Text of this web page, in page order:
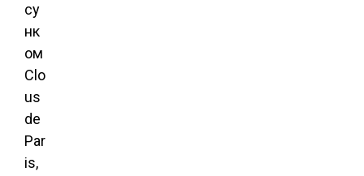
су
нк
ом
Clo
us
de
Par
is,